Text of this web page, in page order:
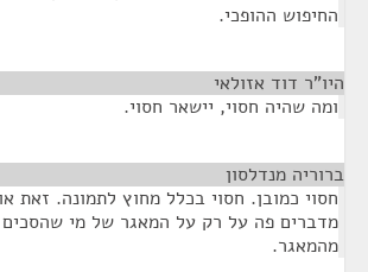
החיפוש ההופכי.
היו"ר דוד אזולאי
ומה שהיה חסוי, יישאר חסוי.
ברוריה מנדלסון
חסוי כמובן. חסוי בכלל מחוץ לתמונה. זאת
מדברים פה על רק על המאגר של מי שהסכים
מהמאגר.